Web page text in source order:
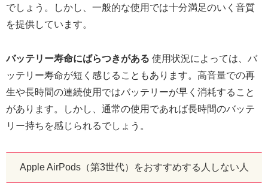
でしょう。しかし、一般的な使用では十分満足のいく音質
を提供しています。
バッテリー寿命にばらつきがある 使用状況によっては、バ
ッテリー寿命が短く感じることもあります。高音量での再
生や長時間の連続使用ではバッテリーが早く消耗すること
があります。しかし、通常の使用であれば長時間のバッテ
リー持ちを感じられるでしょう。
Apple AirPods（第3世代）をおすすめする人しない人